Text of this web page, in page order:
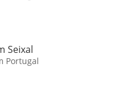
Seixal
Portugal